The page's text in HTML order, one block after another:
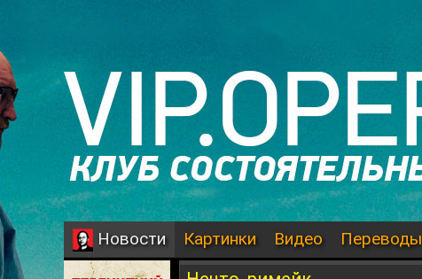
Новости Картинки Видео Переводы